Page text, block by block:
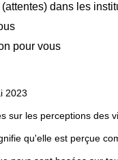
dans les
pour vous
2023
sur les perceptions des
qu'elle est perçue